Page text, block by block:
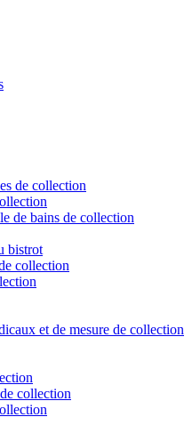
de collection
de bains de collection
bistrot
collection
et de mesure de collection
collection